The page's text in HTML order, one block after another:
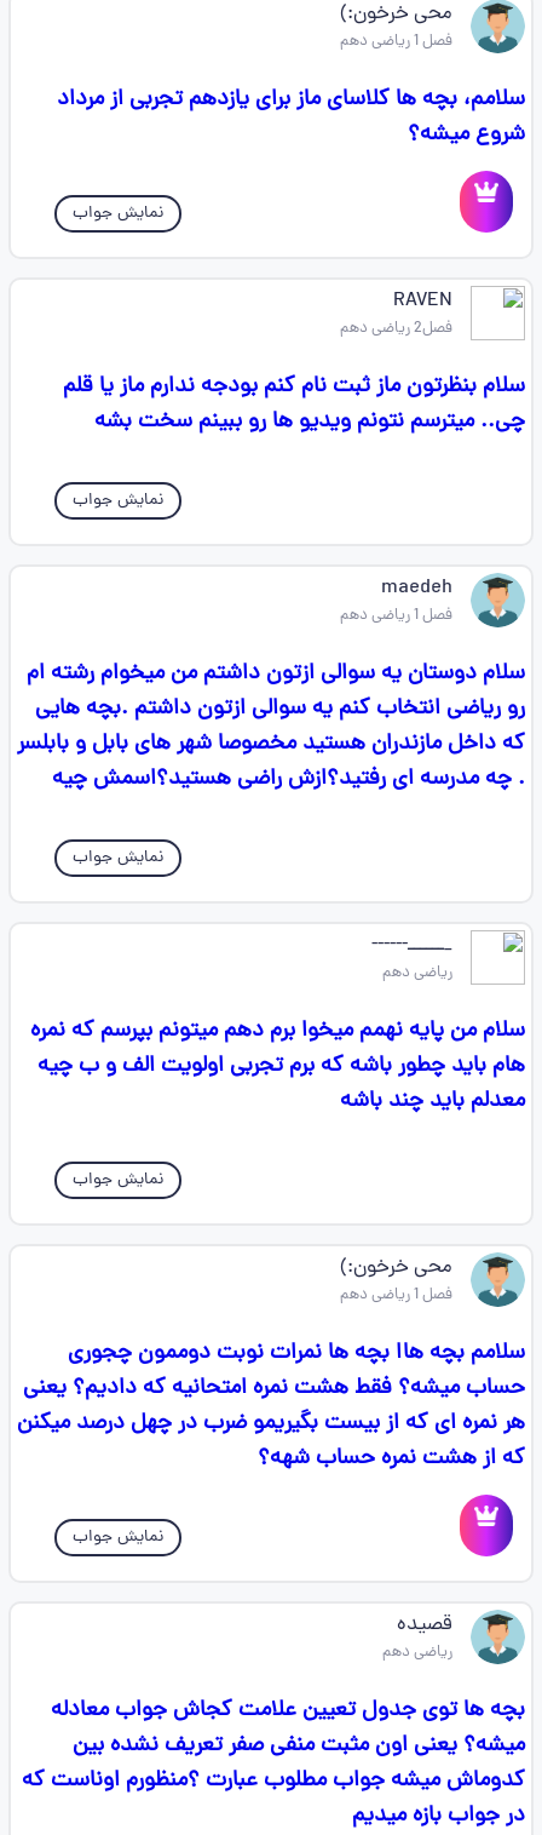
محی خرخون:)
فصل 1 ریاضی دهم
سلامم، بچه ها کلاسای ماز برای یازدهم تجربی از مرداد
شروع میشه؟
نمایش جواب
RAVEN
فصل2 ریاضی دهم
سلام بنظرتون ماز ثبت نام کنم بودجه ندارم ماز یا قلم
چی.. میترسم نتونم ویدیو ها رو ببینم سخت بشه
نمایش جواب
maedeh
فصل 1 ریاضی دهم
سلام دوستان یه سوالی ازتون داشتم من میخوام رشته ام
رو ریاضی انتخاب کنم یه سوالی ازتون داشتم .بچه هایی
که داخل مازندران هستید مخصوصا شهر های بابل و بابلسر
. چه مدرسه ای رفتید؟ازش راضی هستید؟اسمش چیه
نمایش جواب
_ــــــ------
ریاضی دهم
سلام من پایه نهمم میخوا برم دهم میتونم بپرسم که نمره
هام باید چطور باشه که برم تجربی اولویت الف و ب چیه
معدلم باید چند باشه
نمایش جواب
محی خرخون:)
فصل 1 ریاضی دهم
سلامم بچه هاا بچه ها نمرات نوبت دوممون چجوری
حساب میشه؟ فقط هشت نمره امتحانیه که دادیم؟ یعنی
هر نمره ای که از بیست بگیریمو ضرب در چهل درصد میکنن
که از هشت نمره حساب شهه؟
نمایش جواب
قصیده
ریاضی دهم
بچه ها توی جدول تعیین علامت کجاش جواب معادله
میشه؟ یعنی اون مثبت منفی صفر تعریف نشده بین
کدوماش میشه جواب مطلوب عبارت ؟منظورم اوناست که
در جواب بازه میدیم